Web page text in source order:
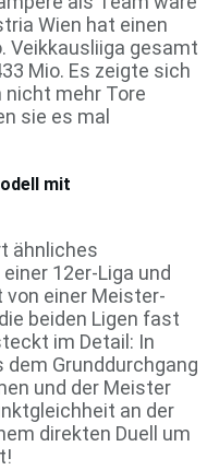
Wien hat einen
Veikkausliiga gesamt
Mio. Es zeigte sich
nicht mehr Tore
sie es mal
mit
ähnliches
12er-Liga und
von einer Meister-
beiden Ligen fast
im Detail: In
dem Grunddurchgang
und der Meister
an der
direkten Duell um